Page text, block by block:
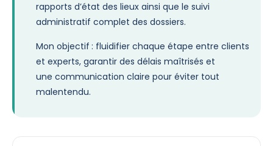
rapports d’état des lieux ainsi que le suivi
administratif complet des dossiers.
Mon objectif : fluidifier chaque étape entre clients
et experts, garantir des délais maîtrisés et
une communication claire pour éviter tout
malentendu.